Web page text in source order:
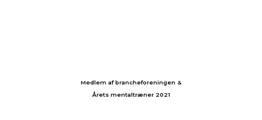
Medlem af brancheforeningen &
Årets mentaltræner 2021